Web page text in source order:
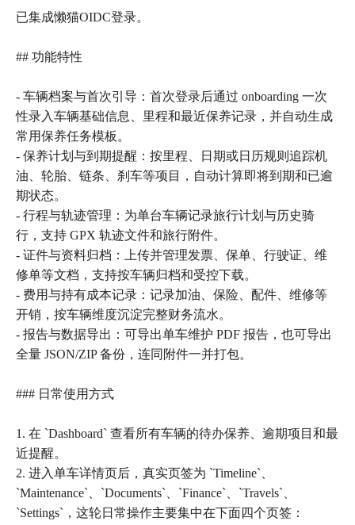
已集成懒猫OIDC登录。
## 功能特性
- 车辆档案与首次引导：首次登录后通过 onboarding 一次
性录入车辆基础信息、里程和最近保养记录，并自动生成
常用保养任务模板。
- 保养计划与到期提醒：按里程、日期或日历规则追踪机
油、轮胎、链条、刹车等项目，自动计算即将到期和已逾
期状态。
- 行程与轨迹管理：为单台车辆记录旅行计划与历史骑
行，支持 GPX 轨迹文件和旅行附件。
- 证件与资料归档：上传并管理发票、保单、行驶证、维
修单等文档，支持按车辆归档和受控下载。
- 费用与持有成本记录：记录加油、保险、配件、维修等
开销，按车辆维度沉淀完整财务流水。
- 报告与数据导出：可导出单车维护 PDF 报告，也可导出
全量 JSON/ZIP 备份，连同附件一并打包。
### 日常使用方式
1. 在 `Dashboard` 查看所有车辆的待办保养、逾期项目和最
近提醒。
2. 进入单车详情页后，真实页签为 `Timeline`、
`Maintenance`、`Documents`、`Finance`、`Travels`、
`Settings`，这轮日常操作主要集中在下面四个页签：